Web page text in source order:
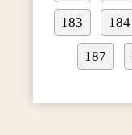
183 184
187